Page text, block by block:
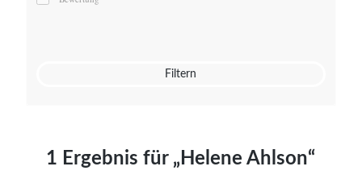
Mato von Vogelstein
Filtern
1 Ergebnis für „Helene Ahlson“